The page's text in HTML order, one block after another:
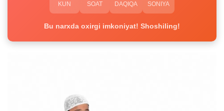
KUN SOAT DAQIQA SONIYA
Bu narxda oxirgi imkoniyat! Shoshiling!